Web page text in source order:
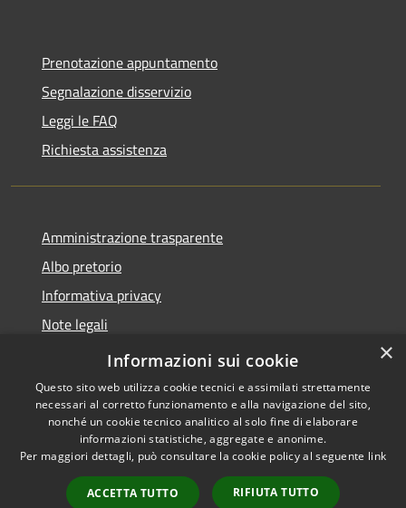
Prenotazione appuntamento
Segnalazione disservizio
Leggi le FAQ
Richiesta assistenza
Amministrazione trasparente
Albo pretorio
Informativa privacy
Note legali
Dichiarazione di accessibilità
Accessibilità
Copyright © 2026 • Comune di
Castelbianco • Powered by
Municipium•
Accesso
×
Informazioni sui cookie
Questo sito web utilizza cookie tecnici e assimilati strettamente
necessari al corretto funzionamento e alla navigazione del sito,
nonché un cookie tecnico analitico al solo fine di elaborare
informazioni statistiche, aggregate e anonime.
Per maggiori dettagli, può consultare la cookie policy al seguente link
ACCETTA TUTTO RIFIUTA TUTTO